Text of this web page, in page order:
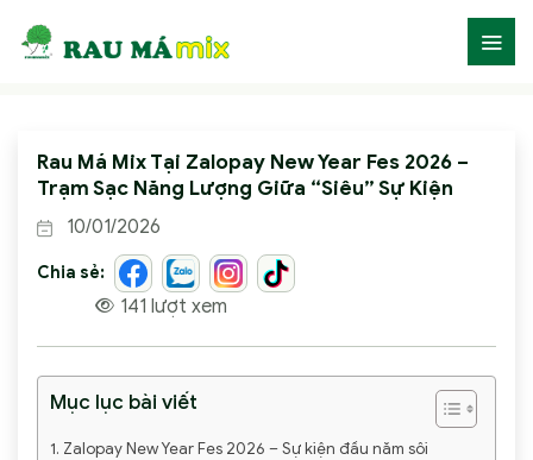
Rau Má Mix Tại Zalopay New Year Fes 2026 –
Trạm Sạc Năng Lượng Giữa “Siêu” Sự Kiện
10/01/2026
Chia sẻ:
141 lượt xem
Mục lục bài viết
Zalopay New Year Fes 2026 – Sự kiện đầu năm sôi